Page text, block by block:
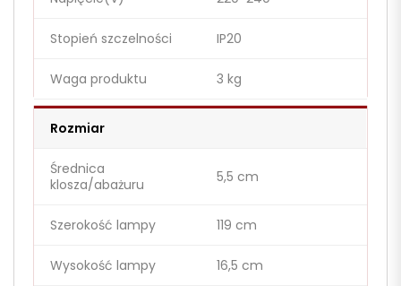
Stopień szczelności IP20
Waga produktu 3 kg
Rozmiar
Średnica
klosza/abażuru
5,5 cm
Szerokość lampy 119 cm
Wysokość lampy 16,5 cm